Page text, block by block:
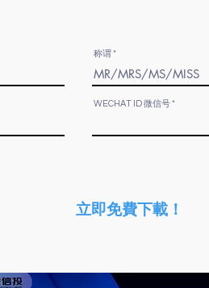
称谓
WECHAT ID 微信号
立即免費下載！